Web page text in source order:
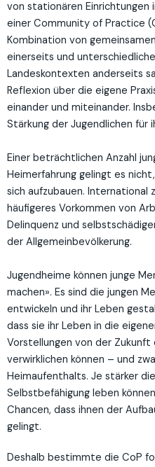
von stationären Einrichtungen
einer Community of Practice
Kombination von
einerseits und
Landeskontexten anderseits
Reflexion über die eigene
einander und miteinander.
Stärkung der Jugendlichen für
Einer beträchtlichen Anzahl
Heimerfahrung gelingt es
sich aufzubauen. International
häufigeres Vorkommen von
Delinquenz und
der Allgemeinbevölkerung.
Jugendheime können junge
machen». Es sind die jungen
entwickeln und ihr Leben
dass sie ihr Leben in die
Vorstellungen von der
verwirklichen können – und
Heimaufenthalts. Je stärker
Selbstbefähigung leben
Chancen, dass ihnen der
gelingt.
Deshalb bestimmte die CoP